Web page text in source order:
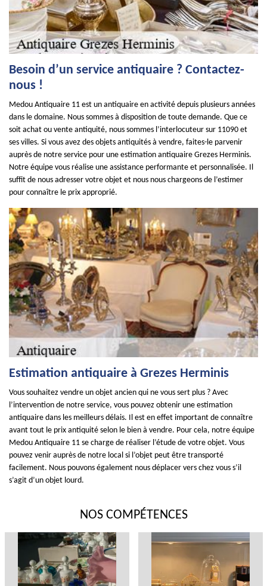
Besoin d’un service antiquaire ? Contactez-
nous !
Medou Antiquaire 11 est un antiquaire en activité depuis plusieurs années
dans le domaine. Nous sommes à disposition de toute demande. Que ce
soit achat ou vente antiquité, nous sommes l’interlocuteur sur 11090 et
ses villes. Si vous avez des objets antiquités à vendre, faites-le parvenir
auprès de notre service pour une estimation antiquaire Grezes Herminis.
Notre équipe vous réalise une assistance performante et personnalisée. Il
suffit de nous adresser votre objet et nous nous chargeons de l’estimer
pour connaître le prix approprié.
Estimation antiquaire à Grezes Herminis
Vous souhaitez vendre un objet ancien qui ne vous sert plus ? Avec
l’intervention de notre service, vous pouvez obtenir une estimation
antiquaire dans les meilleurs délais. Il est en effet important de connaître
avant tout le prix antiquité selon le bien à vendre. Pour cela, notre équipe
Medou Antiquaire 11 se charge de réaliser l’étude de votre objet. Vous
pouvez venir auprès de notre local si l’objet peut être transporté
facilement. Nous pouvons également nous déplacer vers chez vous s’il
s’agit d’un objet lourd.
NOS COMPÉTENCES